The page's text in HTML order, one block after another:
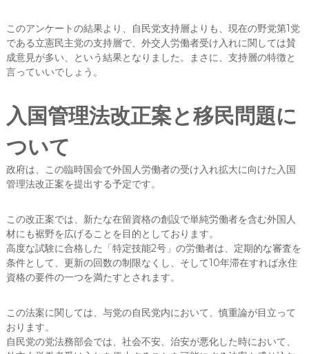
このアンケートの結果より、自民党支持層よりも、現在の野党第1党
である立憲民主党の支持層で、外交人労働者受け入れに関しては賛
成意見が多い、という結果となりました。まさに、支持層の特徴と
言っていいでしょう。
入国管理法改正案と移民問題に
ついて
政府は、この臨時国会で外国人労働者の受け入れ拡大に向けた入国
管理法改正案を提出する予定です。
この改正案では、新たな在留資格の創設で単純労働者を含む外国人
材にも裾野を広げることを目的としております。
高度な試験に合格した「特定技能2号」の労働者は、定期的な審査を
条件として、更新の回数の制限なくし、そして10年滞在すれば永住
資格の要件の一つを満たすとされます。
この法案に関しては、与党の自民党内において、慎重論が目立って
おります。
自民党の党法務部会では、社会不安、治安が悪化した時において、